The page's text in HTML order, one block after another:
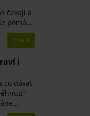
čekají a
pomů…
Více
i
co dávat